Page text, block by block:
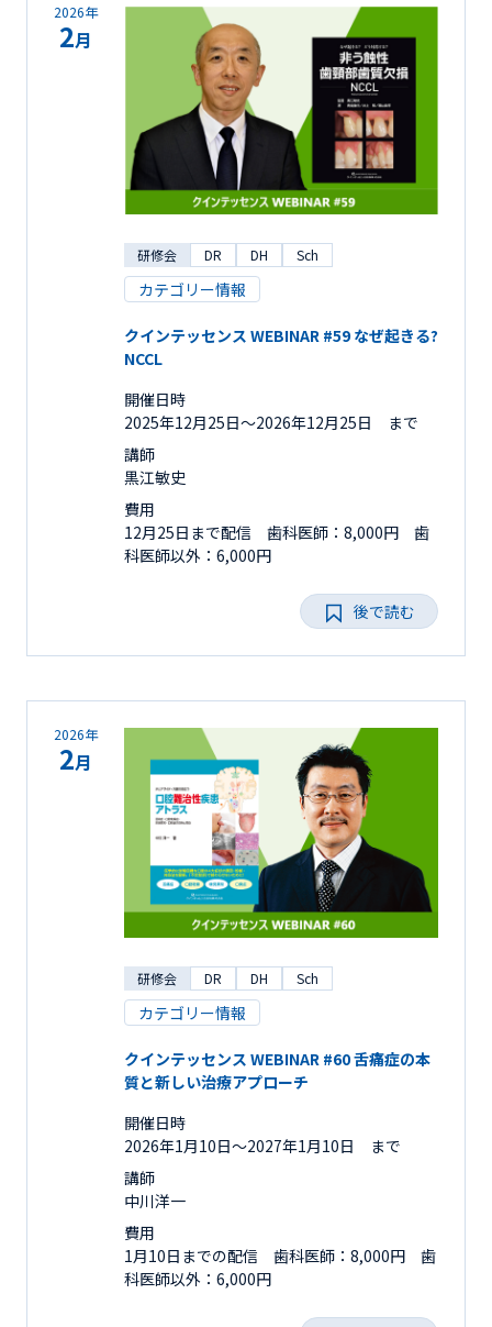
2026年
2月
研修会 DR DH Sch
カテゴリー情報
クインテッセンス WEBINAR #59 なぜ起きる?
NCCL
開催日時
2025年12月25日〜2026年12月25日 まで
講師
黒江敏史
費用
12月25日まで配信 歯科医師：8,000円 歯
科医師以外：6,000円
後で読む
2026年
2月
研修会 DR DH Sch
カテゴリー情報
クインテッセンス WEBINAR #60 舌痛症の本
質と新しい治療アプローチ
開催日時
2026年1月10日〜2027年1月10日 まで
講師
中川洋一
費用
1月10日までの配信 歯科医師：8,000円 歯
科医師以外：6,000円